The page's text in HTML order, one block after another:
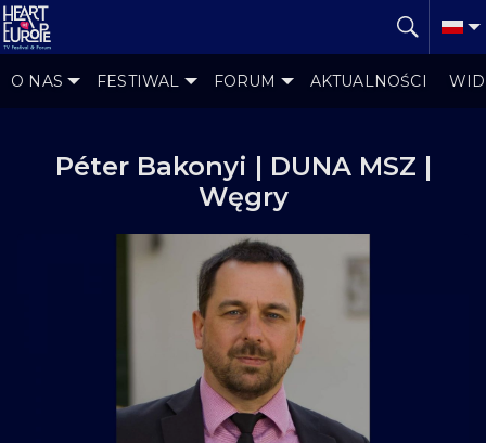
O NAS FESTIWAL FORUM AKTUALNOŚCI
Péter Bakonyi | DUNA MSZ |
Węgry